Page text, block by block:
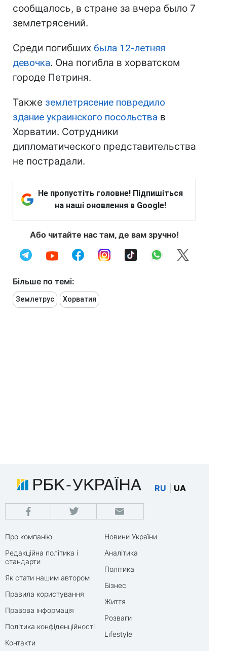
сообщалось, в стране за вчера было 7
землетрясений.
Среди погибших была 12-летняя
девочка. Она погибла в хорватском
городе Петриня.
Также землетрясение повредило
здание украинского посольства в
Хорватии. Сотрудники
дипломатического представительства
не пострадали.
Не пропустіть головне! Підпишіться
на наші оновлення в Google!
Або читайте нас там, де вам зручно!
Більше по темі:
Землетрус Хорватия
RU UA
Про компанію
Редакційна політика і
стандарти
Як стати нашим автором
Правила користування
Правова інформація
Політика конфіденційності
Контакти
Новини України
Аналітика
Політика
Бізнес
Життя
Розваги
Lifestyle